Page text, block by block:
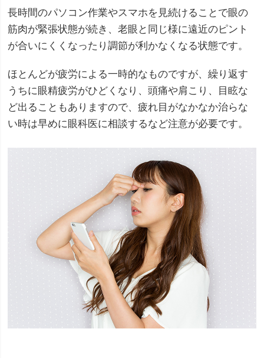
長時間のパソコン作業やスマホを見続けることで眼の
筋肉が緊張状態が続き、老眼と同じ様に遠近のピント
が合いにくくなったり調節が利かなくなる状態です。
ほとんどが疲労による一時的なものですが、繰り返す
うちに眼精疲労がひどくなり、頭痛や肩こり、目眩な
ど出ることもありますので、疲れ目がなかなか治らな
い時は早めに眼科医に相談するなど注意が必要です。